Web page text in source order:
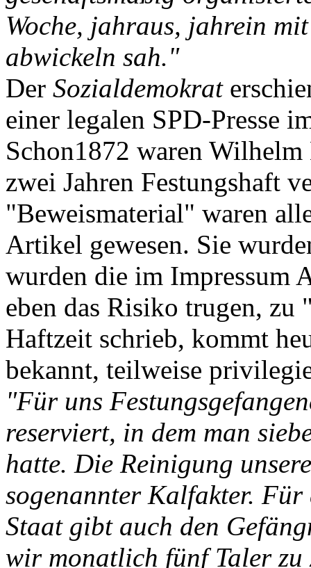
Woche, jahraus, jahrein
abwickeln sah."
Der Sozialdemokrat
einer legalen SPD-Presse
Schon1872 waren
zwei Jahren Festungshaft
"Beweismaterial" waren
Artikel gewesen. Sie
wurden die im Impressum
eben das Risiko trugen, zu
Haftzeit schrieb, kommt
bekannt, teilweise
"Für uns
reserviert, in dem man
hatte. Die Reinigung
sogenannter Kalfakter.
Staat gibt auch den
wir monatlich fünf Taler zu